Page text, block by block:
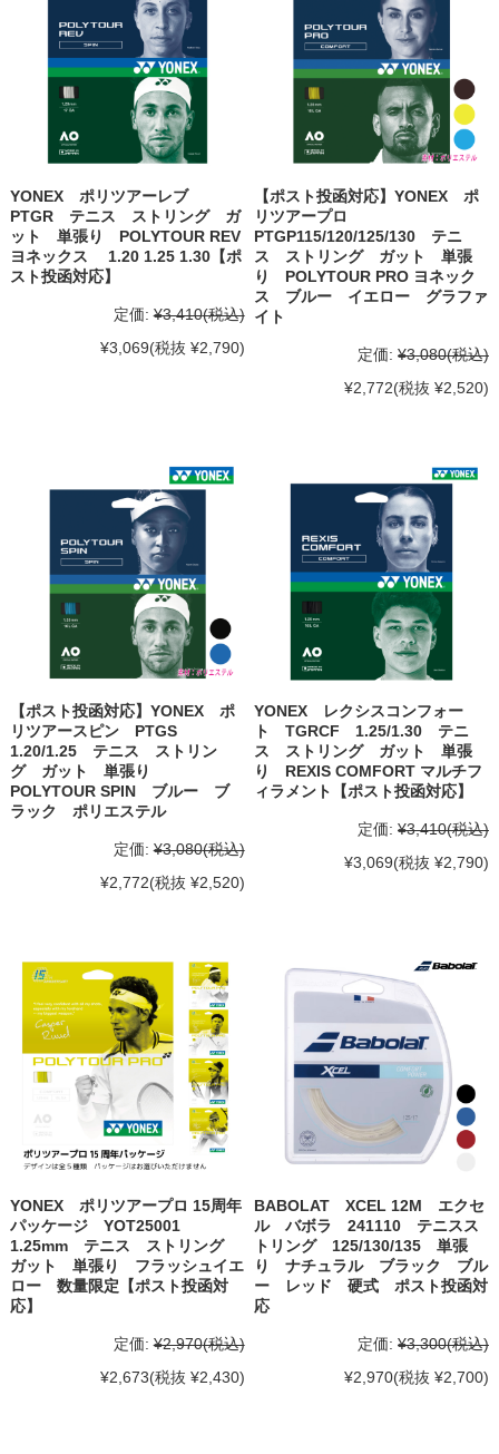
YONEX ポリツアーレブ
PTGR テニス ストリング ガ
ット 単張り POLYTOUR REV
ヨネックス 1.20 1.25 1.30【ポ
スト投函対応】
定価: ¥3,410(税込)
¥3,069(税抜 ¥2,790)
【ポスト投函対応】YONEX ポ
リツアープロ
PTGP115/120/125/130 テニ
ス ストリング ガット 単張
り POLYTOUR PRO ヨネック
ス ブルー イエロー グラファ
イト
定価: ¥3,080(税込)
¥2,772(税抜 ¥2,520)
【ポスト投函対応】YONEX ポ
リツアースピン PTGS
1.20/1.25 テニス ストリン
グ ガット 単張り
POLYTOUR SPIN ブルー ブ
ラック ポリエステル
定価: ¥3,080(税込)
¥2,772(税抜 ¥2,520)
YONEX レクシスコンフォー
ト TGRCF 1.25/1.30 テニ
ス ストリング ガット 単張
り REXIS COMFORT マルチフ
ィラメント【ポスト投函対応】
定価: ¥3,410(税込)
¥3,069(税抜 ¥2,790)
YONEX ポリツアープロ 15周年
パッケージ YOT25001
1.25mm テニス ストリング
ガット 単張り フラッシュイエ
ロー 数量限定【ポスト投函対
応】
定価: ¥2,970(税込)
¥2,673(税抜 ¥2,430)
BABOLAT XCEL 12M エクセ
ル バボラ 241110 テニスス
トリング 125/130/135 単張
り ナチュラル ブラック ブル
ー レッド 硬式 ポスト投函対
応
定価: ¥3,300(税込)
¥2,970(税抜 ¥2,700)